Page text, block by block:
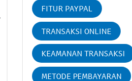
FITUR PAYPAL
TRANSAKSI ONLINE
KEAMANAN TRANSAKSI
METODE PEMBAYARAN